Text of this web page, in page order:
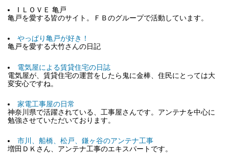
I ＬＯＶＥ 亀戸
亀戸を愛する皆のサイト。ＦＢのグループで活動しています。
やっぱり亀戸が好き！
亀戸を愛する大竹さんの日記
電気屋による賃貸住宅の日誌
電気屋が、賃貸住宅の運営をしたら鬼に金棒、住民にとっては大
変安心ですね。
家電工事屋の日常
神奈川県で活躍されている、工事屋さんです。アンテナを中心に
勉強させていただいております。
市川、船橋、松戸、鎌ヶ谷のアンテナ工事
増田ＤＫさん、アンテナ工事のエキスパートです。